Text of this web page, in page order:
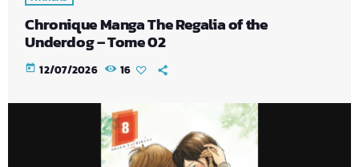
Chronique Manga The Regalia of the
Underdog – Tome 02
today 12/07/2026 16